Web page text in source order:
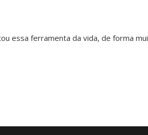
essa ferramenta da vida, de forma